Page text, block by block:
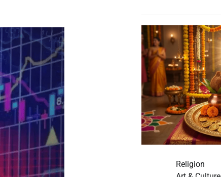
Religion